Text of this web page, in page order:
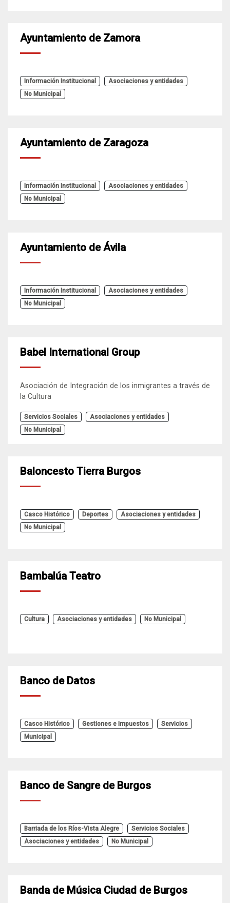
Ayuntamiento de Zamora
Información Institucional
Asociaciones y entidades
No Municipal
Ayuntamiento de Zaragoza
Información Institucional
Asociaciones y entidades
No Municipal
Ayuntamiento de Ávila
Información Institucional
Asociaciones y entidades
No Municipal
Babel International Group
Asociación de Integración de los inmigrantes a través de
la Cultura
Servicios Sociales
Asociaciones y entidades
No Municipal
Baloncesto Tierra Burgos
Casco Histórico Deportes
Asociaciones y entidades
No Municipal
Bambalúa Teatro
Cultura Asociaciones y entidades No Municipal
Banco de Datos
Casco Histórico Gestiones e Impuestos
Servicios
Municipal
Banco de Sangre de Burgos
Barriada de los Ríos-Vista Alegre
Servicios Sociales
Asociaciones y entidades
No Municipal
Banda de Música Ciudad de Burgos